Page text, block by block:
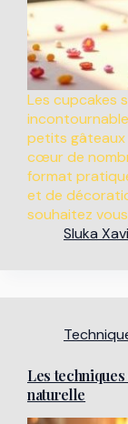
Les cupcakes
petits gâteaux
cœur de
format
et de
souhaitez
Sluka
Les
naturelle